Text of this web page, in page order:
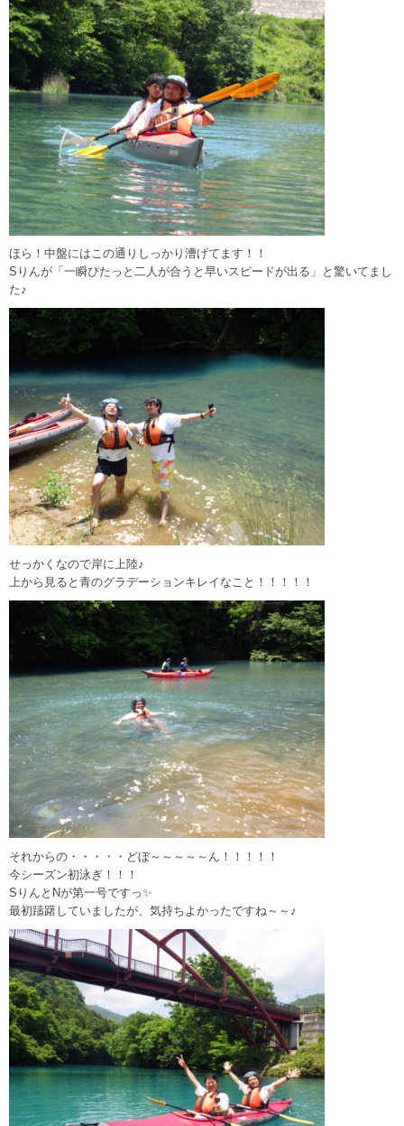
ほら！中盤にはこの通りしっかり漕げてます！！
Sりんが「一瞬ぴたっと二人が合うと早いスピードが出る」と驚いてまし
た♪
せっかくなので岸に上陸♪
上から見ると青のグラデーションキレイなこと！！！！！
それからの・・・・・どぼ～～～～～ん！！！！！
今シーズン初泳ぎ！！！
SりんとNが第一号ですっ✨
最初躊躇していましたが、気持ちよかったですね～～♪